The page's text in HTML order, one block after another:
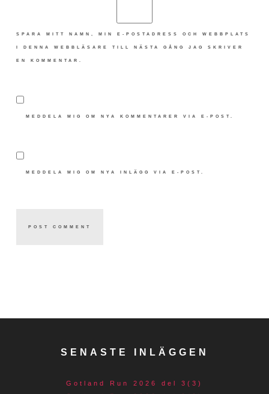
SPARA MITT NAMN, MIN E-POSTADRESS OCH WEBBPLATS
I DENNA WEBBLÄSARE TILL NÄSTA GÅNG JAG SKRIVER
EN KOMMENTAR.
MEDDELA MIG OM NYA KOMMENTARER VIA E-POST.
MEDDELA MIG OM NYA INLÄGG VIA E-POST.
SENASTE INLÄGGEN
Gotland Run 2026 del 3(3)